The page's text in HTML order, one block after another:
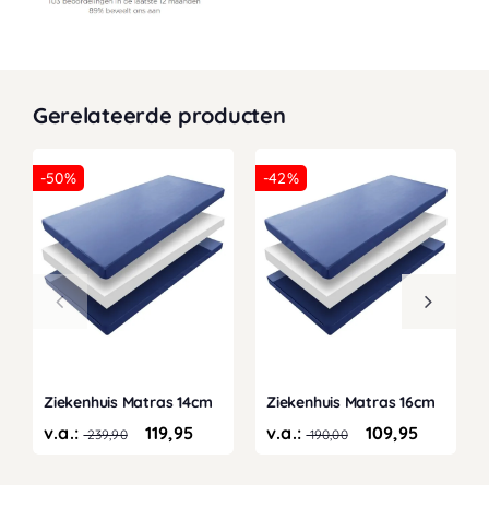
Gerelateerde producten
-50%
Ziekenhuis Matras 14cm
v.a.:239,90 119,95
-42%
Ziekenhuis Matras 16cm
v.a.:190,00 109,95